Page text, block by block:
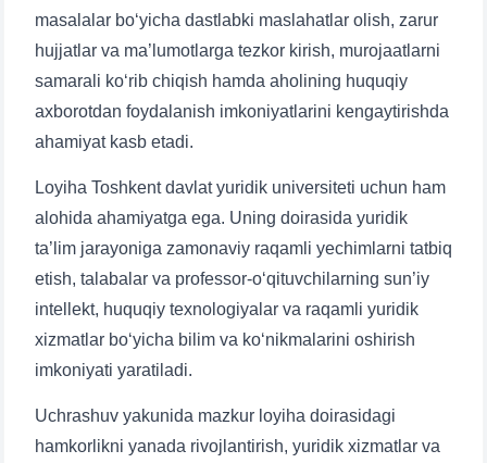
Telefon raqamingiz
masalalar bo‘yicha dastlabki maslahatlar olish, zarur
hujjatlar va ma’lumotlarga tezkor kirish, murojaatlarni
samarali ko‘rib chiqish hamda aholining huquqiy
axborotdan foydalanish imkoniyatlarini kengaytirishda
ahamiyat kasb etadi.
Loyiha Toshkent davlat yuridik universiteti uchun ham
alohida ahamiyatga ega. Uning doirasida yuridik
ta’lim jarayoniga zamonaviy raqamli yechimlarni tatbiq
etish, talabalar va professor-o‘qituvchilarning sun’iy
intellekt, huquqiy texnologiyalar va raqamli yuridik
xizmatlar bo‘yicha bilim va ko‘nikmalarini oshirish
imkoniyati yaratiladi.
Uchrashuv yakunida mazkur loyiha doirasidagi
hamkorlikni yanada rivojlantirish, yuridik xizmatlar va